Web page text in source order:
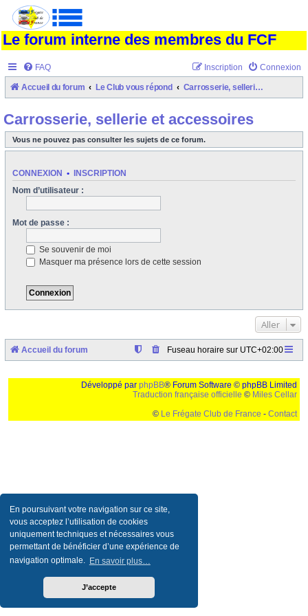
En poursuivant votre navigation sur ce site,
vous acceptez l’utilisation de cookies
uniquement techniques et nécessaires vous
permettant de bénéficier d’une expérience de
navigation optimale. En savoir plus…
J’accepte
Le forum interne des membres du FCF
FAQ Connexion
Inscription
Accueil du forum Le Club vous répond Carrosserie, sellerie et accessoires
Carrosserie, sellerie et accessoires
Vous ne pouvez pas consulter les sujets de ce forum.
CONNEXION • INSCRIPTION
Nom d’utilisateur :
Mot de passe :
Se souvenir de moi
Masquer ma présence lors de cette session
Aller
Accueil du forum Fuseau horaire sur UTC+02:00
Développé par phpBB® Forum Software © phpBB Limited
Traduction française officielle © Miles Cellar
© Le Frégate Club de France - Contact